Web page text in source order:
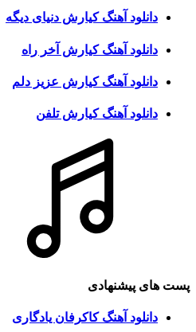
دانلود آهنگ کیارش دنیای دیگه
دانلود آهنگ کیارش آخر راه
دانلود آهنگ کیارش عزیز دلم
دانلود آهنگ کیارش تلفن
پست های پیشنهادی
دانلود آهنگ کاکرفان یادگاری